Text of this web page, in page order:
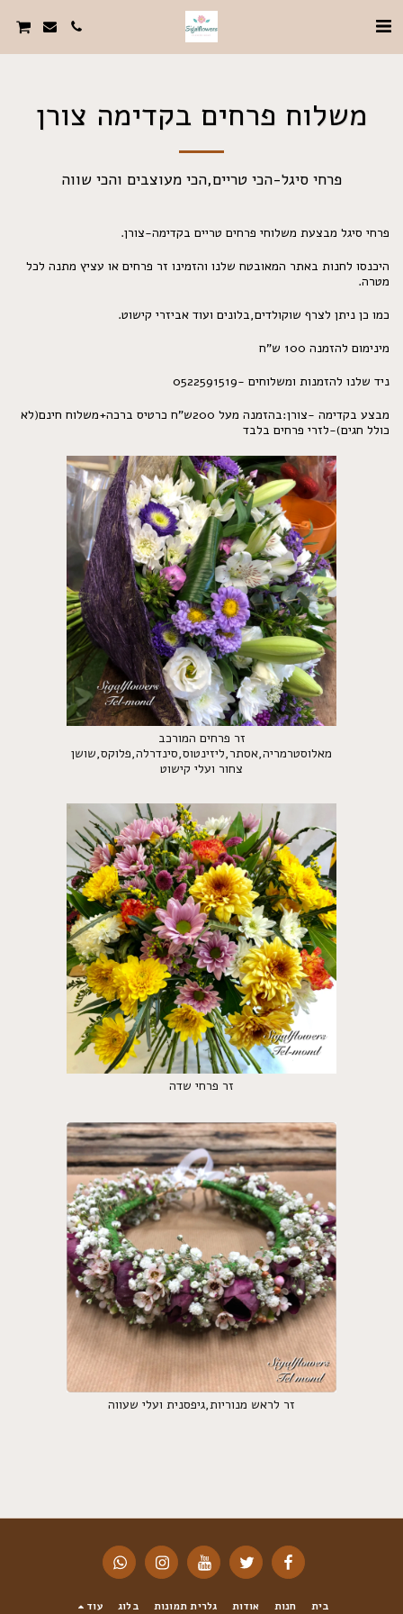
משלוח פרחים בקדימה צורן
פרחי סיגל-הכי טריים,הכי מעוצבים והכי שווה
פרחי סיגל מבצעת משלוחי פרחים טריים בקדימה-צורן.
היכנסו לחנות באתר המאובטח שלנו והזמינו זר פרחים או עציץ מתנה לכל
מטרה.
כמו כן ניתן לצרף שוקולדים,בלונים ועוד אביזרי קישוט.
מינימום להזמנה 100 ש"ח
ניד שלנו להזמנות ומשלוחים -0522591519
מבצע בקדימה -צורן:בהזמנה מעל 200ש"ח כרטיס ברכה+משלוח חינם(לא
כולל חגים)-לזרי פרחים בלבד
צחור ועלי קישוט
זר פרחי שדה
זר לראש מנוריות,גיפסנית ועלי שעווה
בית חנות אודות גלרית תמונות בלוג עוד